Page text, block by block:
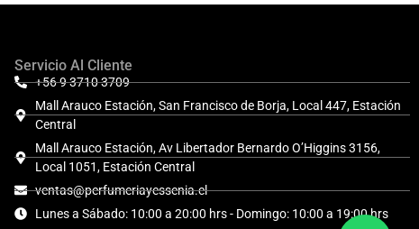
Servicio Al Cliente
+56 9 3710 3709
Mall Arauco Estación, San Francisco de Borja, Local 447, Estación
Central
Mall Arauco Estación, Av Libertador Bernardo O’Higgins 3156,
Local 1051, Estación Central
ventas@perfumeriayessenia.cl
Lunes a Sábado: 10:00 a 20:00 hrs - Domingo: 10:00 a 19:00 hrs